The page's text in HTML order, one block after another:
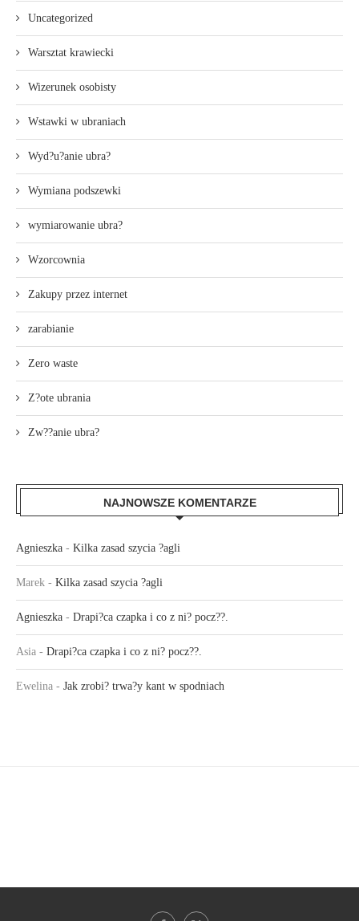
Uncategorized
Warsztat krawiecki
Wizerunek osobisty
Wstawki w ubraniach
Wyd?u?anie ubra?
Wymiana podszewki
wymiarowanie ubra?
Wzorcownia
Zakupy przez internet
zarabianie
Zero waste
Z?ote ubrania
Zw??anie ubra?
NAJNOWSZE KOMENTARZE
Agnieszka - Kilka zasad szycia ?agli
Marek - Kilka zasad szycia ?agli
Agnieszka - Drapi?ca czapka i co z ni? pocz??.
Asia - Drapi?ca czapka i co z ni? pocz??.
Ewelina - Jak zrobi? trwa?y kant w spodniach